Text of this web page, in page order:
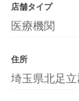
店舗タイプ
医療機関
住所
埼玉県北足